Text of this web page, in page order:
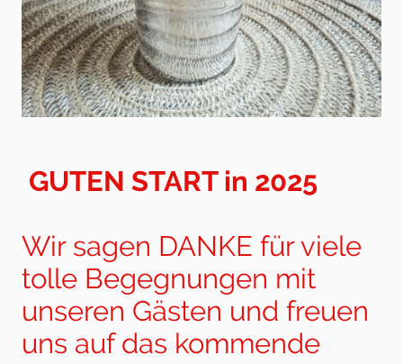
GUTEN START in 2025
Wir sagen DANKE für viele
tolle Begegnungen mit
unseren Gästen und freuen
uns auf das kommende